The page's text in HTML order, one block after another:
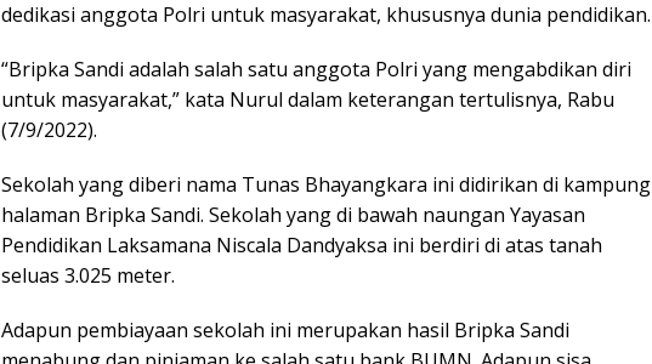
dedikasi anggota Polri untuk masyarakat, khususnya dunia pendidikan.
“Bripka Sandi adalah salah satu anggota Polri yang mengabdikan diri
untuk masyarakat,” kata Nurul dalam keterangan tertulisnya, Rabu
(7/9/2022).
Sekolah yang diberi nama Tunas Bhayangkara ini didirikan di kampung
halaman Bripka Sandi. Sekolah yang di bawah naungan Yayasan
Pendidikan Laksamana Niscala Dandyaksa ini berdiri di atas tanah
seluas 3.025 meter.
Adapun pembiayaan sekolah ini merupakan hasil Bripka Sandi